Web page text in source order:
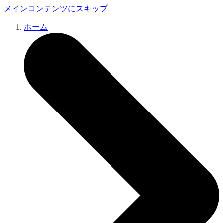
メインコンテンツにスキップ
ホーム